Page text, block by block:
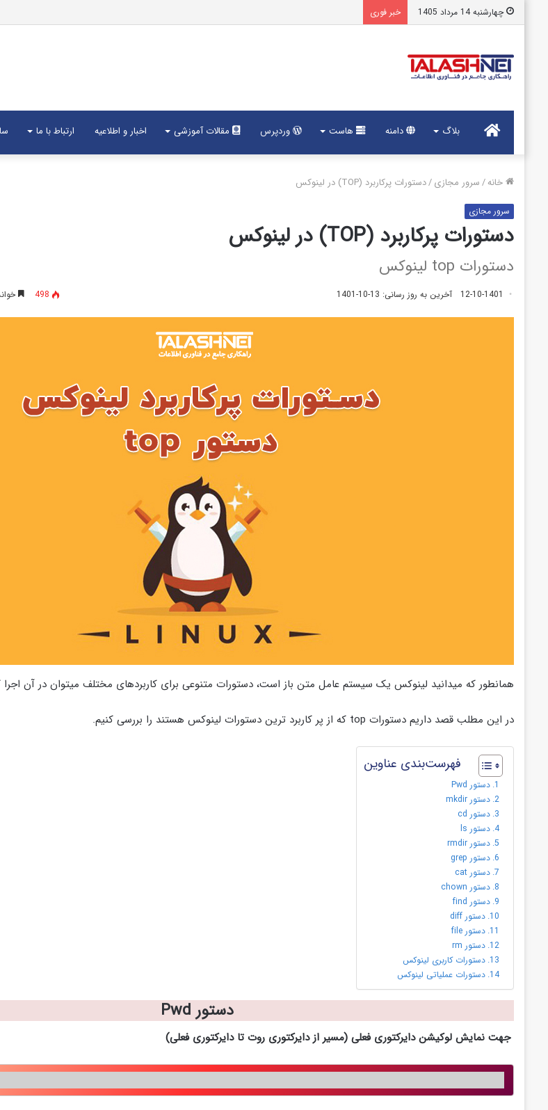
چهارشنبه 14 مرداد 1405 خبر فوری
خانه بلاگ دامنه هاست وردپرس مقالات آموزشی اخبار و اطلاعیه ارتباط با ما
خانه/ سرور مجازی/دستورات پرکاربرد (TOP) در لینوکس
سرور مجازی
دستورات پرکاربرد (TOP) در لینوکس
دستورات top لینوکس
12-10-1401 آخرین به روز رسانی: 13-10-1401 498 خواندن
همانطور که میدانید لینوکس یک سیستم عامل متن باز است، دستورات متنوعی برای کاربردهای مختلف میتوان در آن اجرا
در این مطلب قصد داریم دستورات top که از پر کاربرد ترین دستورات لینوکس هستند را بررسی کنیم.
فهرست‌بندی عناوین
دستور Pwd
دستور mkdir
دستور cd
دستور ls
دستور rmdir
دستور grep
دستور cat
دستور chown
دستور find
دستور diff
دستور file
دستور rm
دستورات کاربری لینوکس
دستورات عملیاتی لینوکس
دستور Pwd
جهت نمایش لوکیشن دایرکتوری فعلی (مسیر از دایرکتوری روت تا دایرکتوری فعلی)